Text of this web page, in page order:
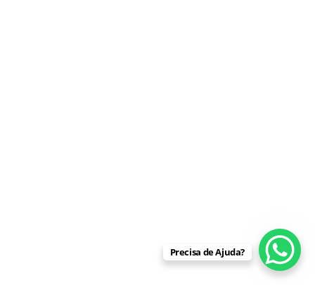
Precisa de Ajuda?